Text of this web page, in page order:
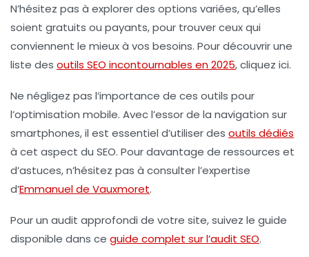
N’hésitez pas à explorer des options variées, qu’elles
soient gratuits ou payants, pour trouver ceux qui
conviennent le mieux à vos besoins. Pour découvrir une
liste des outils SEO incontournables en 2025, cliquez ici.
Ne négligez pas l’importance de ces outils pour
l’optimisation mobile. Avec l’essor de la navigation sur
smartphones, il est essentiel d’utiliser des outils dédiés
à cet aspect du SEO. Pour davantage de ressources et
d’astuces, n’hésitez pas à consulter l’expertise
d’Emmanuel de Vauxmoret.
Pour un audit approfondi de votre site, suivez le guide
disponible dans ce guide complet sur l’audit SEO.